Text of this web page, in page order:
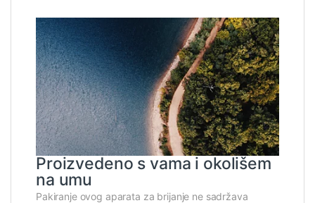
Proizvedeno s vama i okolišem
na umu
Pakiranje ovog aparata za brijanje ne sadržava